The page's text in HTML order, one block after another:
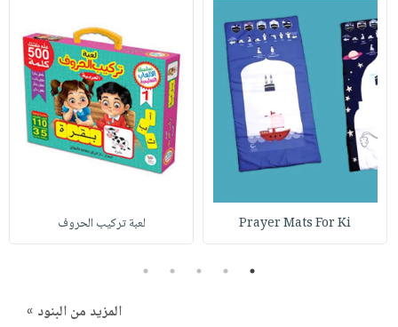
Prayer Mats For Ki لعبة تركيب الحروف
1
2
3
4
5
المزيد من البنود »